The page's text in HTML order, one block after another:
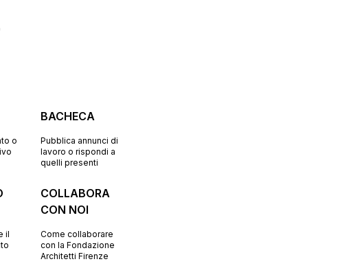
o
BACHECA
Pubblica annunci di
lavoro o rispondi a
quelli presenti
il
COLLABORA
CON NOI
Come collaborare
con la Fondazione
Architetti Firenze